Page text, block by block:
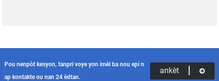
Pou nenpòt kesyon, tanpri voye yon imèl ba nou epi n
ap kontakte ou nan 24 èdtan.
ankèt